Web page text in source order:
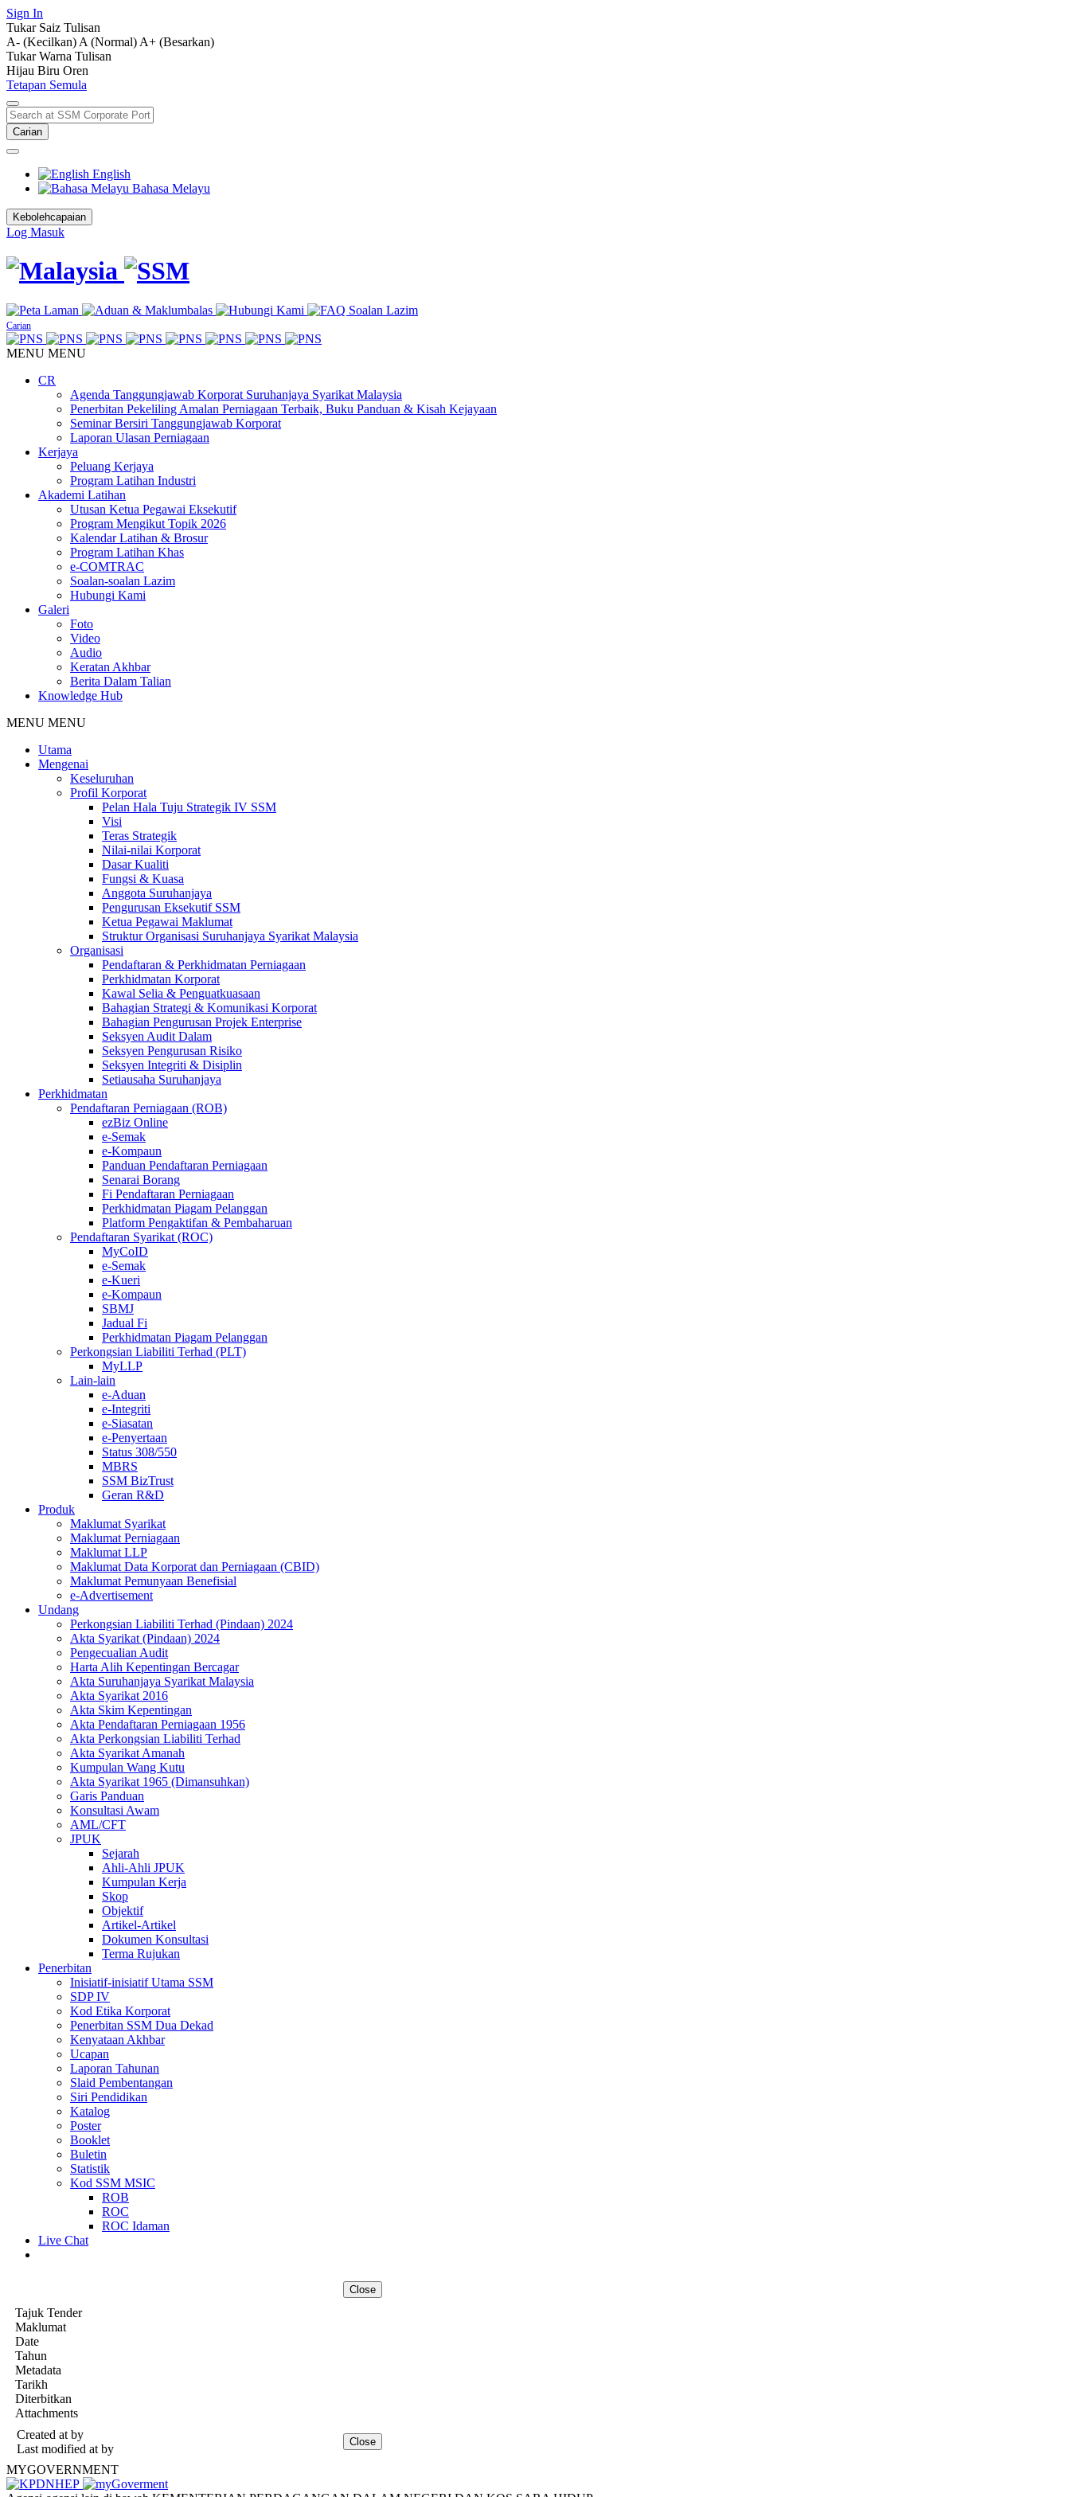
Sign In
Tukar Saiz Tulisan
A- (Kecilkan) A (Normal) A+ (Besarkan)
Tukar Warna Tulisan
Hijau Biru Oren
Tetapan Semula
Carian
English
Bahasa Melayu
Kebolehcapaian
Log Masuk
Carian
MENU MENU
CR
Agenda Tanggungjawab Korporat Suruhanjaya Syarikat Malaysia
Penerbitan Pekeliling Amalan Perniagaan Terbaik, Buku Panduan & Kisah Kejayaan
Seminar Bersiri Tanggungjawab Korporat
Laporan Ulasan Perniagaan
Kerjaya
Peluang Kerjaya
Program Latihan Industri
Akademi Latihan
Utusan Ketua Pegawai Eksekutif
Program Mengikut Topik 2026
Kalendar Latihan & Brosur
Program Latihan Khas
e-COMTRAC
Soalan-soalan Lazim
Hubungi Kami
Galeri
Foto
Video
Audio
Keratan Akhbar
Berita Dalam Talian
Knowledge Hub
MENU MENU
Utama
Mengenai
Keseluruhan
Profil Korporat
Pelan Hala Tuju Strategik IV SSM
Visi
Teras Strategik
Nilai-nilai Korporat
Dasar Kualiti
Fungsi & Kuasa
Anggota Suruhanjaya
Pengurusan Eksekutif SSM
Ketua Pegawai Maklumat
Struktur Organisasi Suruhanjaya Syarikat Malaysia
Organisasi
Pendaftaran & Perkhidmatan Perniagaan
Perkhidmatan Korporat
Kawal Selia & Penguatkuasaan
Bahagian Strategi & Komunikasi Korporat
Bahagian Pengurusan Projek Enterprise
Seksyen Audit Dalam
Seksyen Pengurusan Risiko
Seksyen Integriti & Disiplin
Setiausaha Suruhanjaya
Perkhidmatan
Pendaftaran Perniagaan (ROB)
ezBiz Online
e-Semak
e-Kompaun
Panduan Pendaftaran Perniagaan
Senarai Borang
Fi Pendaftaran Perniagaan
Perkhidmatan Piagam Pelanggan
Platform Pengaktifan & Pembaharuan
Pendaftaran Syarikat (ROC)
MyCoID
e-Semak
e-Kueri
e-Kompaun
SBMJ
Jadual Fi
Perkhidmatan Piagam Pelanggan
Perkongsian Liabiliti Terhad (PLT)
MyLLP
Lain-lain
e-Aduan
e-Integriti
e-Siasatan
e-Penyertaan
Status 308/550
MBRS
SSM BizTrust
Geran R&D
Produk
Maklumat Syarikat
Maklumat Perniagaan
Maklumat LLP
Maklumat Data Korporat dan Perniagaan (CBID)
Maklumat Pemunyaan Benefisial
e-Advertisement
Undang
Perkongsian Liabiliti Terhad (Pindaan) 2024​​​​​​​​​​​​​
Akta Syarikat (Pindaan) 2024​​​​​​​​​​​​
Pengecualian Audit
Harta Alih Kepentingan Bercagar
Akta Suruhanjaya Syarikat Malaysia
Akta Syarikat 2016
Akta Skim Kepentingan
Akta Pendaftaran Perniagaan 1956
Akta Perkongsian Liabiliti Terhad
Akta Syarikat Amanah
Kumpulan Wang Kutu
Akta Syarikat 1965 (Dimansuhkan)
Garis Panduan
Konsultasi Awam
AML/CFT
JPUK
Sejarah
Ahli-Ahli JPUK
Kumpulan Kerja
Skop
Objektif
Artikel-Artikel
Dokumen Konsultasi
Terma Rujukan
Penerbitan
Inisiatif-inisiatif Utama SSM
SDP IV
Kod Etika Korporat
Penerbitan SSM Dua Dekad
Kenyataan Akhbar
Ucapan
Laporan Tahunan
Slaid Pembentangan
Siri Pendidikan
Katalog
Poster
Booklet
Buletin
Statistik
Kod SSM MSIC
ROB
ROC
ROC Idaman
Live Chat
Tajuk Tender
Maklumat
Date
Tahun
Metadata
Tarikh
Diterbitkan
Attachments
Created at by
Last modified at by
MYGOVERNMENT